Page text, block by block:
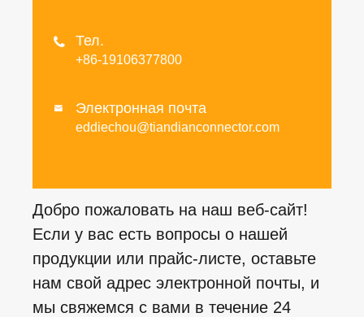
 Тел.
+86-19106377800
 Электронная почта
eddiechou@tiandianconnector.com
Добро пожаловать на наш веб-сайт!
Если у вас есть вопросы о нашей
продукции или прайс-листе, оставьте
нам свой адрес электронной почты, и
мы свяжемся с вами в течение 24